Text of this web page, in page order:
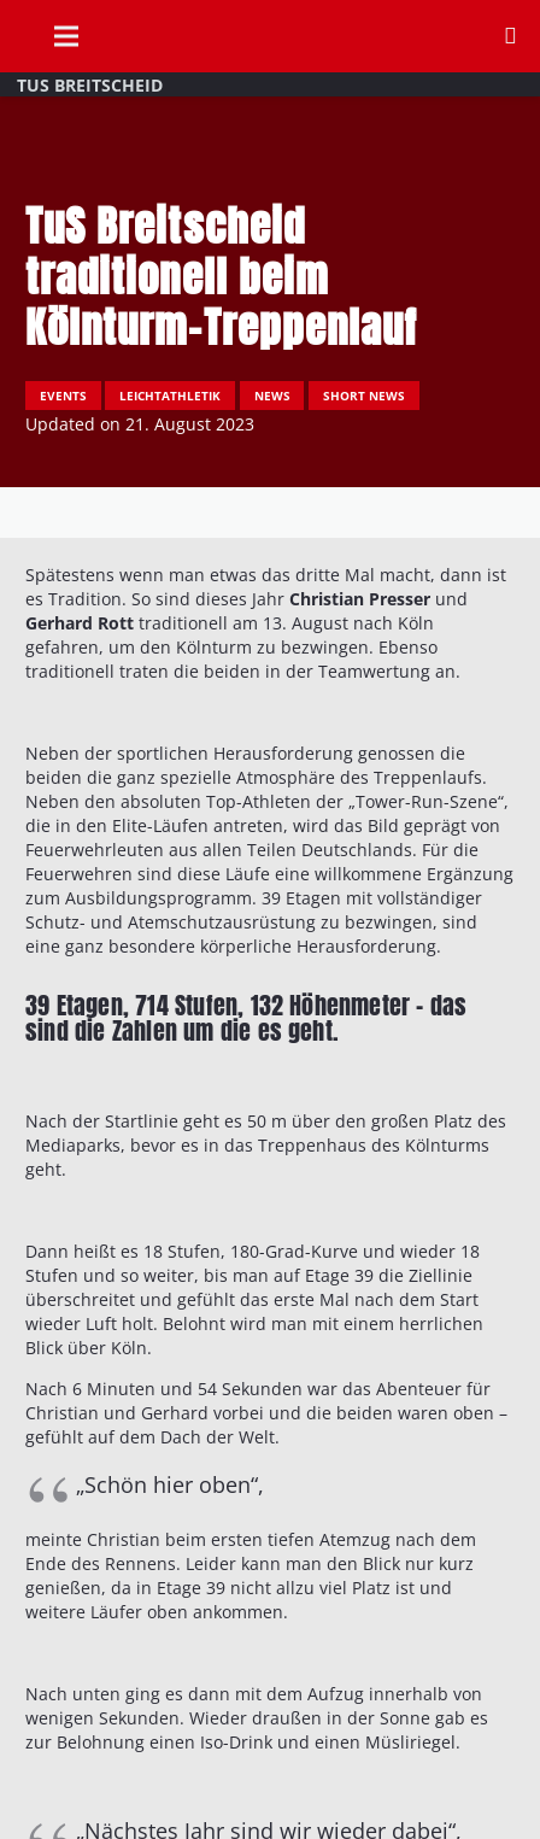
TUS BREITSCHEID
TuS Breitscheid
traditionell beim
Kölnturm-Treppenlauf
EVENTS LEICHTATHLETIK NEWS SHORT NEWS
Updated on 21. August 2023
Spätestens wenn man etwas das dritte Mal macht, dann ist
es Tradition. So sind dieses Jahr Christian Presser und
Gerhard Rott traditionell am 13. August nach Köln
gefahren, um den Kölnturm zu bezwingen. Ebenso
traditionell traten die beiden in der Teamwertung an.
Neben der sportlichen Herausforderung genossen die
beiden die ganz spezielle Atmosphäre des Treppenlaufs.
Neben den absoluten Top-Athleten der „Tower-Run-Szene“,
die in den Elite-Läufen antreten, wird das Bild geprägt von
Feuerwehrleuten aus allen Teilen Deutschlands. Für die
Feuerwehren sind diese Läufe eine willkommene Ergänzung
zum Ausbildungsprogramm. 39 Etagen mit vollständiger
Schutz- und Atemschutzausrüstung zu bezwingen, sind
eine ganz besondere körperliche Herausforderung.
39 Etagen, 714 Stufen, 132 Höhenmeter – das
sind die Zahlen um die es geht.
Nach der Startlinie geht es 50 m über den großen Platz des
Mediaparks, bevor es in das Treppenhaus des Kölnturms
geht.
Dann heißt es 18 Stufen, 180-Grad-Kurve und wieder 18
Stufen und so weiter, bis man auf Etage 39 die Ziellinie
überschreitet und gefühlt das erste Mal nach dem Start
wieder Luft holt. Belohnt wird man mit einem herrlichen
Blick über Köln.
Nach 6 Minuten und 54 Sekunden war das Abenteuer für
Christian und Gerhard vorbei und die beiden waren oben –
gefühlt auf dem Dach der Welt.
„Schön hier oben“,
meinte Christian beim ersten tiefen Atemzug nach dem
Ende des Rennens. Leider kann man den Blick nur kurz
genießen, da in Etage 39 nicht allzu viel Platz ist und
weitere Läufer oben ankommen.
Nach unten ging es dann mit dem Aufzug innerhalb von
wenigen Sekunden. Wieder draußen in der Sonne gab es
zur Belohnung einen Iso-Drink und einen Müsliriegel.
„Nächstes Jahr sind wir wieder dabei“,